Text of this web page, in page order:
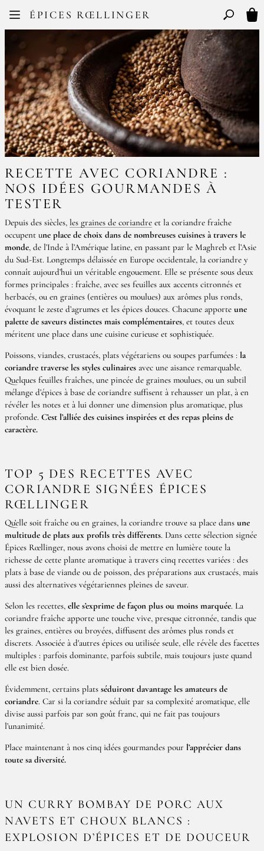
ÉPICES RŒLLINGER
FR EN Basculer
RECETTE AVEC CORIANDRE :
NOS IDÉES GOURMANDES À
TESTER
Depuis des siècles, les graines de coriandre et la coriandre fraîche
occupent une place de choix dans de nombreuses cuisines à travers le
monde, de l’Inde à l’Amérique latine, en passant par le Maghreb et l’Asie
du Sud-Est. Longtemps délaissée en Europe occidentale, la coriandre y
connaît aujourd’hui un véritable engouement. Elle se présente sous deux
formes principales : fraîche, avec ses feuilles aux accents citronnés et
herbacés, ou en graines (entières ou moulues) aux arômes plus ronds,
évoquant le zeste d’agrumes et les épices douces. Chacune apporte une
palette de saveurs distinctes mais complémentaires, et toutes deux
méritent une place dans une cuisine curieuse et sophistiquée.
Poissons, viandes, crustacés, plats végétariens ou soupes parfumées : la
coriandre traverse les styles culinaires avec une aisance remarquable.
Quelques feuilles fraîches, une pincée de graines moulues, ou un subtil
mélange d’épices à base de coriandre suffisent à rehausser un plat, à en
révéler les notes et à lui donner une dimension plus aromatique, plus
profonde. C’est l’alliée des cuisines inspirées et des repas pleins de
caractère.
TOP 5 DES RECETTES AVEC
CORIANDRE SIGNÉES ÉPICES
RŒLLINGER
Qu’elle soit fraîche ou en graines, la coriandre trouve sa place dans une
multitude de plats aux profils très différents. Dans cette sélection signée
Épices Rœllinger, nous avons choisi de mettre en lumière toute la
richesse de cette plante aromatique à travers cinq recettes variées : des
plats à base de viande ou de poisson, des préparations aux crustacés, mais
aussi des alternatives végétariennes pleines de saveur.
Selon les recettes, elle s’exprime de façon plus ou moins marquée. La
coriandre fraîche apporte une touche vive, presque citronnée, tandis que
les graines, entières ou broyées, diffusent des arômes plus ronds et
discrets. Associée à d'autres épices ou utilisée seule, elle révèle des facettes
multiples : parfois dominante, parfois subtile, mais toujours juste quand
elle est bien dosée.
Évidemment, certains plats séduiront davantage les amateurs de
coriandre. Car si la coriandre séduit par sa complexité aromatique, elle
divise aussi parfois par son goût franc, qui ne fait pas toujours
l’unanimité.
Place maintenant à nos cinq idées gourmandes pour l’apprécier dans
toute sa diversité.
UN CURRY BOMBAY DE PORC AUX
NAVETS ET CHOUX BLANCS :
EXPLOSION D’ÉPICES ET DE DOUCEUR